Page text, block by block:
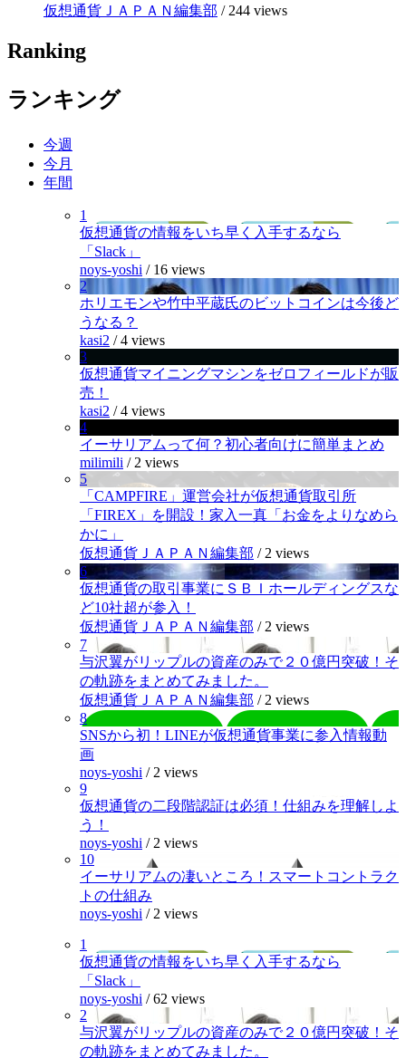
仮想通貨ＪＡＰＡＮ編集部 / 244 views
Ranking
ランキング
今週
今月
年間
1
仮想通貨の情報をいち早く入手するなら
「Slack」
noys-yoshi / 16 views
2
ホリエモンや竹中平蔵氏のビットコインは今後ど
うなる？
kasi2 /4 views
3
仮想通貨マイニングマシンをゼロフィールドが販
売！
kasi2 /4 views
4
イーサリアムって何？初心者向けに簡単まとめ
milimili / 2 views
5
「CAMPFIRE」運営会社が仮想通貨取引所
「FIREX」を開設！家入一真「お金をよりなめら
かに」
仮想通貨ＪＡＰＡＮ編集部 / 2 views
6
仮想通貨の取引事業にＳＢＩホールディングスな
ど10社超が参入！
仮想通貨ＪＡＰＡＮ編集部 / 2 views
7
与沢翼がリップルの資産のみで２０億円突破！そ
の軌跡をまとめてみました。
仮想通貨ＪＡＰＡＮ編集部 / 2 views
8
SNSから初！LINEが仮想通貨事業に参入情報動
画
noys-yoshi / 2 views
9
仮想通貨の二段階認証は必須！仕組みを理解しよ
う！
noys-yoshi / 2 views
10
イーサリアムの凄いところ！スマートコントラク
トの仕組み
noys-yoshi / 2 views
1
仮想通貨の情報をいち早く入手するなら
「Slack」
noys-yoshi /62 views
2
与沢翼がリップルの資産のみで２０億円突破！そ
の軌跡をまとめてみました。